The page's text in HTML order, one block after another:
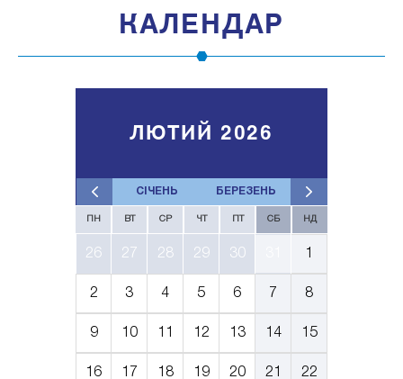
КАЛЕНДАР
СІЧЕНЬ БЕРЕЗЕНЬ
ЛЮТИЙ 2026
ПН ВТ СР ЧТ СБ НД
26 27 28 29 30
2 3 4 5 6 7 8
9 10 12 13 14 15
16 17 18 19 20 21 22